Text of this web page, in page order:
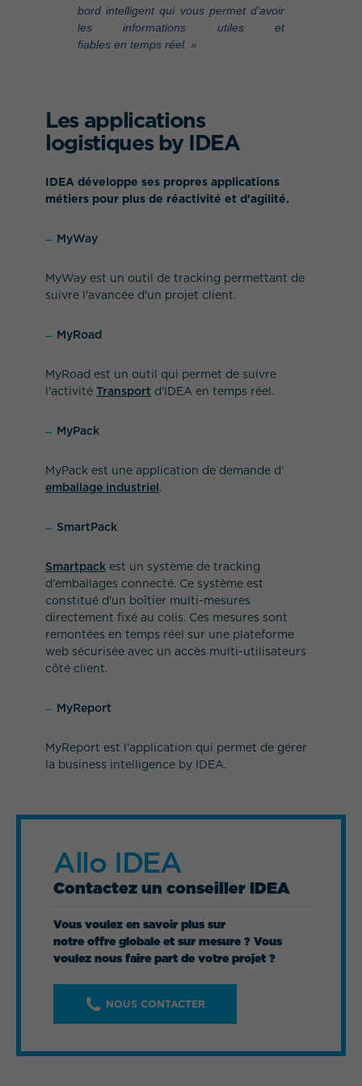
bord intelligent qui vous permet d’avoir
les informations utiles et
fiables en temps réel. »
Les applications
logistiques by IDEA
IDEA développe ses propres applications
métiers pour plus de réactivité et d'agilité.
MyWay
MyWay est un outil de tracking permettant de
suivre l'avancée d'un projet client.
MyRoad
MyRoad est un outil qui permet de suivre
l'activité Transport d'IDEA en temps réel.
MyPack
MyPack est une application de demande d'
emballage industriel.
SmartPack
Smartpack est un système de tracking
d'emballages connecté. Ce système est
constitué d'un boîtier multi-mesures
directement fixé au colis. Ces mesures sont
remontées en temps réel sur une plateforme
web sécurisée avec un accès multi-utilisateurs
côté client.
MyReport
MyReport est l'application qui permet de gérer
la business intelligence by IDEA.
Allo IDEA
Contactez un conseiller IDEA
Vous voulez en savoir plus sur
notre offre globale et sur mesure ? Vous
voulez nous faire part de votre projet ?
NOUS CONTACTER